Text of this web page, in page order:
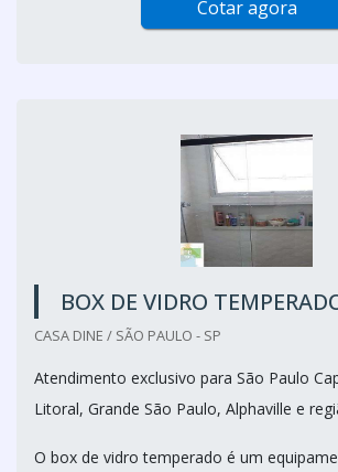
Cotar agora
BOX DE VIDRO
CASA DINE / SÃO PAULO - SP
Atendimento exclusivo para São Paulo
Litoral, Grande São Paulo, Alphaville e
O box de vidro temperado é um